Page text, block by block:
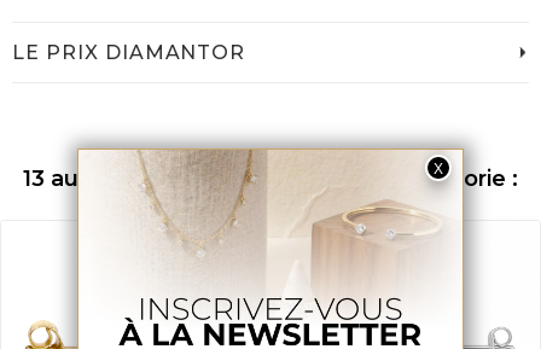
LE PRIX DIAMANTOR
13 autres produits dans la même catégorie :